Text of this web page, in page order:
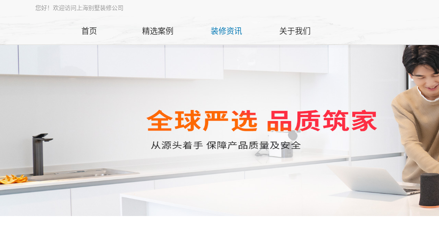
您好！欢迎访问上海别墅装修公司
首页 精选案例 装修资讯 关于我们